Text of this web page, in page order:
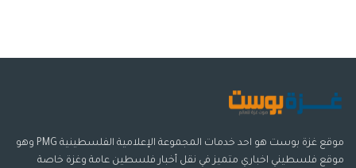
موقع غزة بوست هو احد خدمات المجموعة الإعلامية الفلسطينية PMG وهو
موقع فلسطيني اخباري متميز في نقل أخبار فلسطين عامة وغزة خاصة